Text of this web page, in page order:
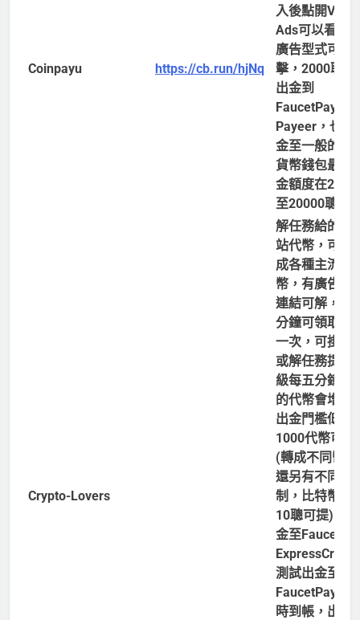
Coinpayu https://cb.run/hjNq
入後點開View
Ads可以看到
廣告型式可以
擊，2000聰可
出金到
FaucetPay、
Payeer，也可
金至一般的加
貨幣錢包最低
金額度在2000
至20000聰不
Crypto-Lovers
解任務給的是
站代幣，可兌
成各種主流虛
幣，有廣告、
連結可解，每
分鐘可領取代
一次，可掛機
或解任務提升
級每五分鐘可
的代幣會增加
出金門檻低，
1000代幣可提
(轉成不同幣
還另有不同限
制，比特幣最
10聰可提)，
金至
測試出金至
FaucetPay約
時到帳，出金